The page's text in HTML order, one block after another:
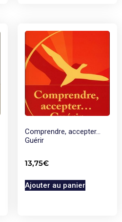
Comprendre, accepter…
Guérir
13,75€
Ajouter au panier